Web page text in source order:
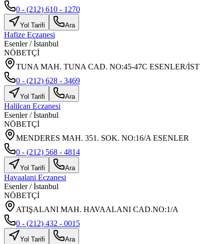
0 - (212) 610 - 1270
Yol Tarifi Ara
Hafize Eczanesi
Esenler/İstanbul
NÖBETÇİ
TUNA MAH. TUNA CAD. NO:45-47C ESENLER/İST
0 - (212) 628 - 3469
Yol Tarifi Ara
Halilcan Eczanesi
Esenler/İstanbul
NÖBETÇİ
MENDERES MAH. 351. SOK. NO:16/A ESENLER
0 - (212) 568 - 4814
Yol Tarifi Ara
Havaalani Eczanesi
Esenler/İstanbul
NÖBETÇİ
ATIŞALANI MAH. HAVAALANI CAD.NO:1/A
0 - (212) 432 - 0015
Yol Tarifi Ara